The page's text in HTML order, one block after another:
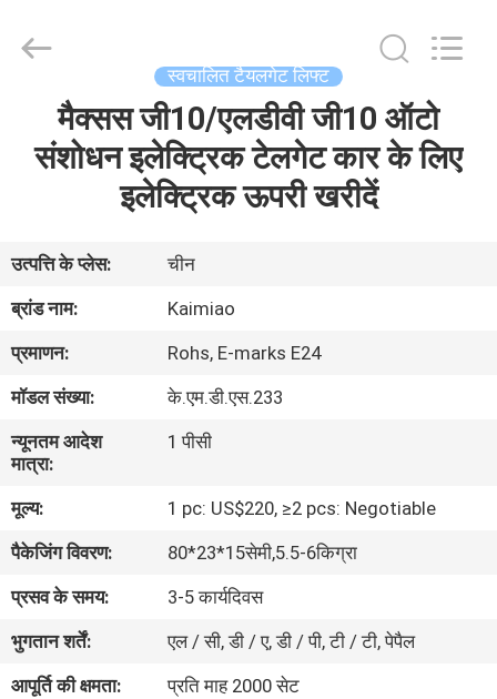
हमारे
बारे
में
कारखाना
भ्रमण
गुणवत्ता
नियंत्रण
संपर्क
करें
Technology
स्वचालित टैयलगेट लिफ्ट
मैक्सस जी10/एलडीवी जी10 ऑटो
संशोधन इलेक्ट्रिक टेलगेट कार के लिए
इलेक्ट्रिक ऊपरी खरीदें
उत्पत्ति के प्लेस:
चीन
ब्रांड नाम:
Kaimiao
प्रमाणन:
Rohs, E-marks E24
मॉडल संख्या:
के.एम.डी.एस.233
न्यूनतम आदेश
मात्रा:
1 पीसी
मूल्य:
1 pc: US$220, ≥2 pcs: Negotiable
पैकेजिंग विवरण:
80*23*15सेमी,5.5-6किग्रा
प्रसव के समय:
3-5 कार्यदिवस
भुगतान शर्तें:
एल / सी, डी / ए, डी / पी, टी / टी, पेपैल
आपूर्ति की क्षमता:
प्रति माह 2000 सेट